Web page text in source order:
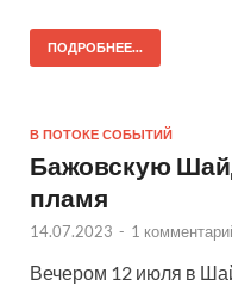
ПОДРОБНЕЕ...
В ПОТОКЕ СОБЫТИЙ
Бажовскую
пламя
14.07.2023 - 1
Вечером 12 июля в